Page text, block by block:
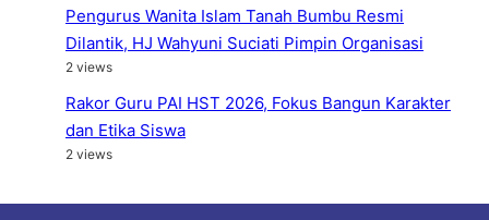
Pengurus Wanita Islam Tanah Bumbu Resmi
Dilantik, HJ Wahyuni Suciati Pimpin Organisasi
2 views
Rakor Guru PAI HST 2026, Fokus Bangun Karakter
dan Etika Siswa
2 views